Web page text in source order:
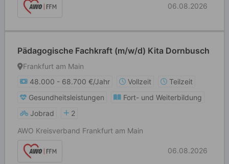
06.08.2026
Pädagogische Fachkraft (m/w/d) Kita Dornbusch
Frankfurt am Main
48.000 - 68.700 €/Jahr
Vollzeit
Teilzeit
Gesundheitsleistungen
Fort- und Weiterbildung
Jobrad
2
AWO Kreisverband Frankfurt am Main
06.08.2026